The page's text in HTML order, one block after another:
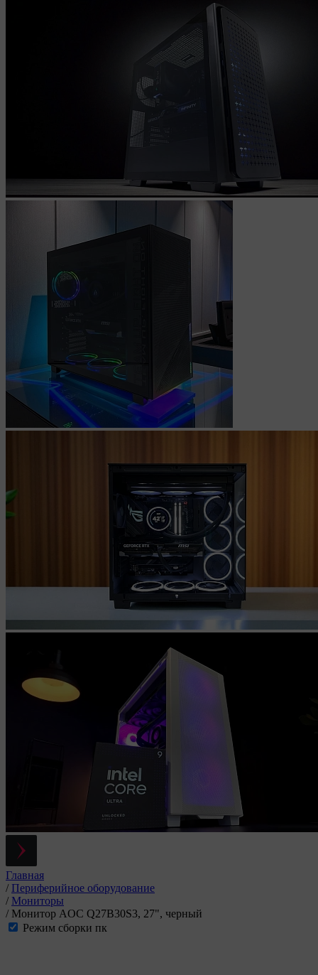
Главная
/ Периферийное оборудование
/ Мониторы
/ Монитор AOC Q27B30S3, 27", черный
Режим сборки пк